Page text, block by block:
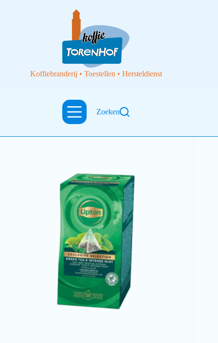
Koffiebranderij • Toestellen • Hersteldienst
Zoeken